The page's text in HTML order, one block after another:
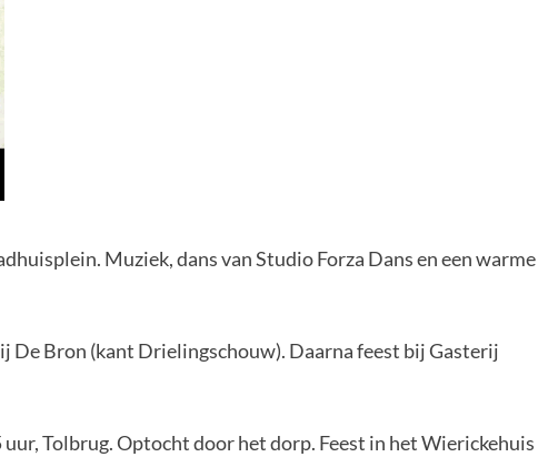
Muziek, dans van Studio Forza Dans en een warme
De Bron (kant Drielingschouw). Daarna feest bij Gasterij
uur, Tolbrug. Optocht door het dorp. Feest in het Wierickehuis